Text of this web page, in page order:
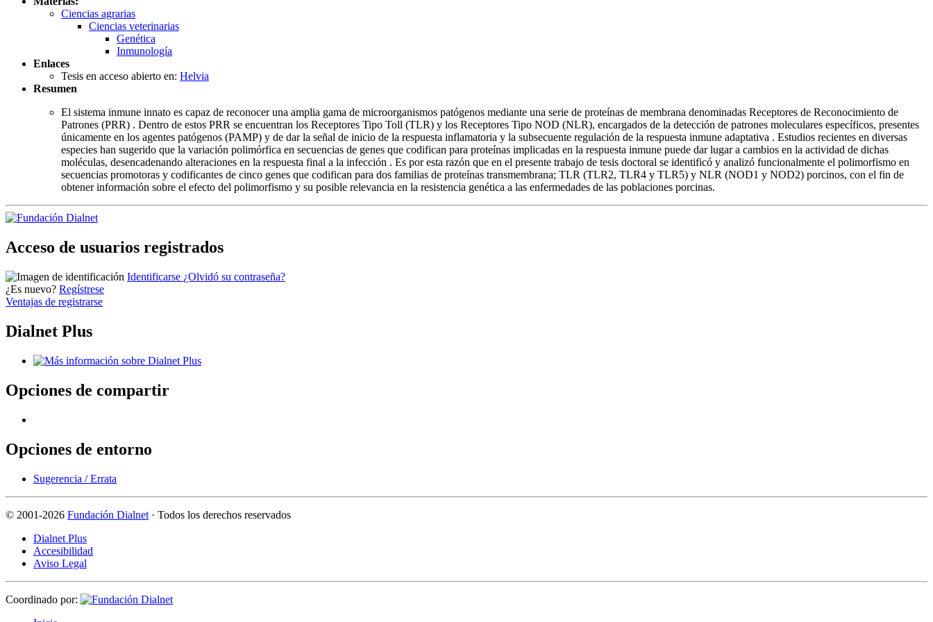
Ciencias agrarias
Ciencias veterinarias
Genética
Inmunología
Enlaces
Tesis en acceso abierto en: Helvia
Resumen
El sistema inmune innato es capaz de reconocer una amplia gama de microorganismos patógenos mediante una serie de proteínas de membrana denominadas Receptores de Reconocimiento de
Patrones (PRR) . Dentro de estos PRR se encuentran los Receptores Tipo Toll (TLR) y los Receptores Tipo NOD (NLR), encargados de la detección de patrones moleculares específicos, presentes
únicamente en los agentes patógenos (PAMP) y de dar la señal de inicio de la respuesta inflamatoria y la subsecuente regulación de la respuesta inmune adaptativa . Estudios recientes en diversas
especies han sugerido que la variación polimórfica en secuencias de genes que codifican para proteínas implicadas en la respuesta inmune puede dar lugar a cambios en la actividad de dichas
moléculas, desencadenando alteraciones en la respuesta final a la infección . Es por esta razón que en el presente trabajo de tesis doctoral se identificó y analizó funcionalmente el polimorfismo en
secuencias promotoras y codificantes de cinco genes que codifican para dos familias de proteínas transmembrana; TLR (TLR2, TLR4 y TLR5) y NLR (NOD1 y NOD2) porcinos, con el fin de
obtener información sobre el efecto del polimorfismo y su posible relevancia en la resistencia genética a las enfermedades de las poblaciones porcinas.
Acceso de usuarios registrados
Identificarse ¿Olvidó su contraseña?
¿Es nuevo? Regístrese
Ventajas de registrarse
Dialnet Plus
Opciones de compartir
Opciones de entorno
Sugerencia / Errata
© 2001-2026 Fundación Dialnet · Todos los derechos reservados
Dialnet Plus
Accesibilidad
Aviso Legal
Coordinado por: